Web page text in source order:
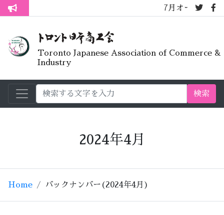
トロント生活不安疑問質問懇談会
7月オープンライブラリ
Toronto Japanese Association of Commerce &
Industry
検索
2024年4月
Home バックナンバー(2024年4月)